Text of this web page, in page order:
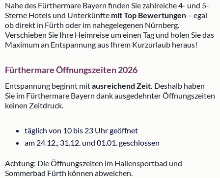
Nahe des Fürthermare Bayern finden Sie zahlreiche 4- und 5-
Sterne Hotels und Unterkünfte mit Top Bewertungen – egal
ob direkt in Fürth oder im nahegelegenen Nürnberg.
Verschieben Sie Ihre Heimreise um einen Tag und holen Sie das
Maximum an Entspannung aus Ihrem Kurzurlaub heraus!
Fürthermare Öffnungszeiten 2026
Entspannung beginnt mitausreichend Zeit. Deshalb haben
Sie im Fürthermare Bayern dank ausgedehnter Öffnungszeiten
keinen Zeitdruck.
täglich von 10 bis 23 Uhr geöffnet
am 24.12., 31.12. und 01.01. geschlossen
Achtung: Die Öffnungszeiten im Hallensportbad und
Sommerbad Fürth können abweichen.